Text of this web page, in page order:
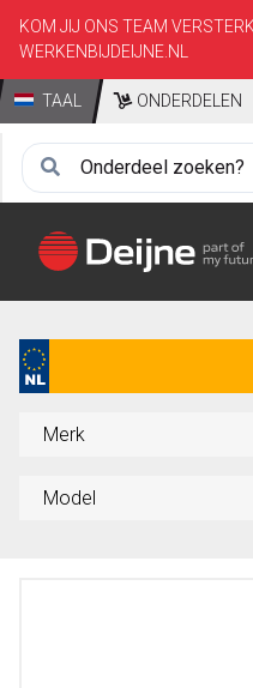
KOM JIJ ONS TEAM
WERKENBIJDEIJNE.NL
TAAL ONDERDELEN